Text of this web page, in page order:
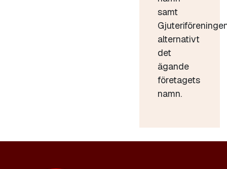
samt
alternativt
det
ägande
företagets
namn.